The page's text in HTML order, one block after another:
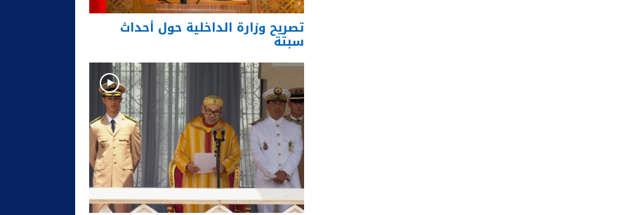
تصريح وزارة الداخلية حول أحداث
سبتة